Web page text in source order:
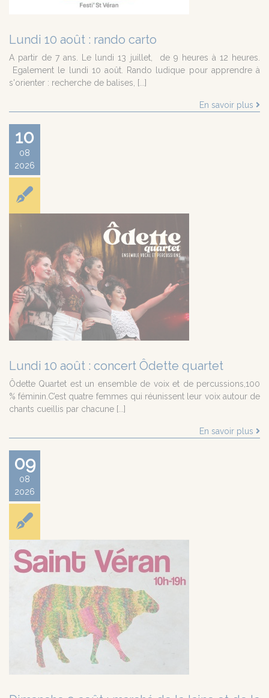
Lundi 10 août : rando carto
A partir de 7 ans. Le lundi 13 juillet, de 9 heures à 12 heures.
Egalement le lundi 10 août. Rando ludique pour apprendre à
s'orienter : recherche de balises, [...]
En savoir plus
10
08
2026
Lundi 10 août : concert Ôdette quartet
Ôdette Quartet est un ensemble de voix et de percussions,100
% féminin.C’est quatre femmes qui réunissent leur voix autour de
chants cueillis par chacune [...]
En savoir plus
09
08
2026